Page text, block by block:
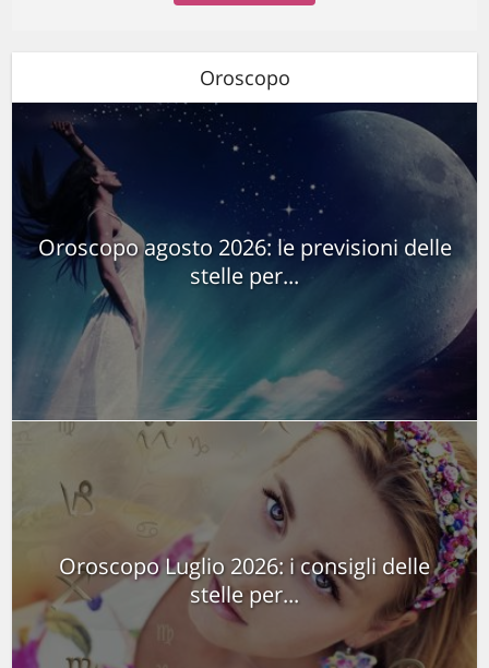
Oroscopo
Oroscopo agosto 2026: le previsioni delle
stelle per...
Oroscopo Luglio 2026: i consigli delle
stelle per...